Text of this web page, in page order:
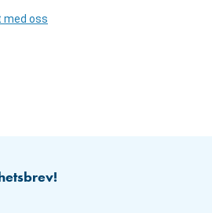
med oss